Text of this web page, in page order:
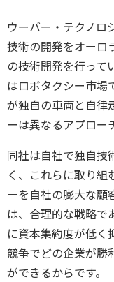
ウーバー・テクノロ
技術の開発をオーロ
の技術開発を行って
はロボタクシー市場
が独自の車両と自律
ーは異なるアプロー
同社は自社で独自技
く、これらに取り組
ーを自社の膨大な顧
は、合理的な戦略で
に資本集約度が低く
競争でどの企業が勝
ができるからです。